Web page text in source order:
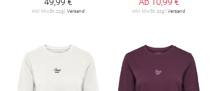
inkl. MwSt. zzgl. Versand inkl. MwSt. zzgl. Versand